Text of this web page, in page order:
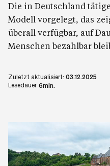
Die in Deutschland
Modell vorgelegt, das
überall verfügbar, auf
Menschen bezahlbar
Zuletzt aktualisiert: 03.12.2025
Lesedauer 6min.